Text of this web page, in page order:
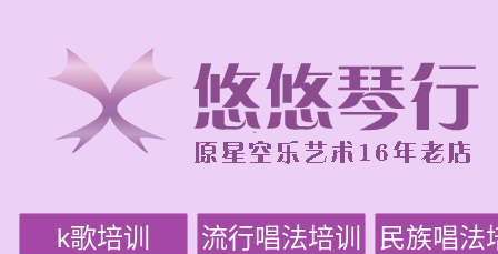
k歌培训 流行唱法培训 民族唱法